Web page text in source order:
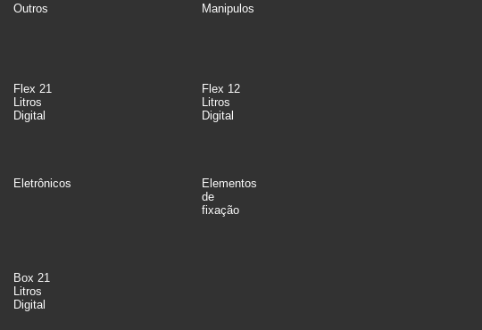
Outros Manipulos
Flex 21
Litros
Digital
Flex 12
Litros
Digital
Eletrônicos
Elementos
de
fixação
Box 21
Litros
Digital